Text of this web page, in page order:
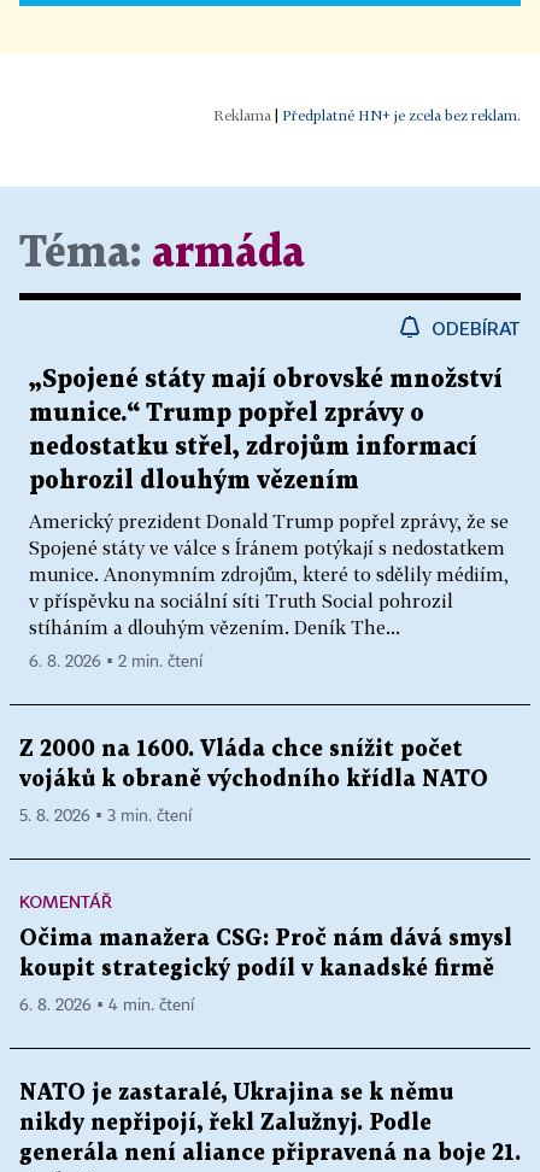
Předplatné HN+ je zcela bez reklam.
Téma: armáda
ODEBÍRAT
„Spojené státy mají obrovské množství
munice.“ Trump popřel zprávy o
nedostatku střel, zdrojům informací
pohrozil dlouhým vězením
Americký prezident Donald Trump popřel zprávy, že se
Spojené státy ve válce s Íránem potýkají s nedostatkem
munice. Anonymním zdrojům, které to sdělily médiím,
v příspěvku na sociální síti Truth Social pohrozil
stíháním a dlouhým vězením. Deník The...
6. 8. 2026 ▪ 2 min. čtení
Z 2000 na 1600. Vláda chce snížit počet
vojáků k obraně východního křídla NATO
5. 8. 2026 ▪ 3 min. čtení
KOMENTÁŘ
Očima manažera CSG: Proč nám dává smysl
koupit strategický podíl v kanadské firmě
6. 8. 2026 ▪ 4 min. čtení
NATO je zastaralé, Ukrajina se k němu
nikdy nepřipojí, řekl Zalužnyj. Podle
generála není aliance připravená na boje 21.